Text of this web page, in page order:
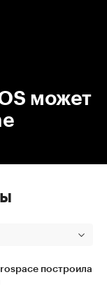
может
построила